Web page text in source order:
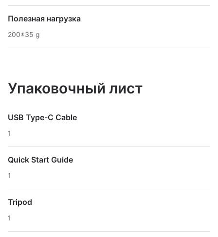
Полезная нагрузка
200±35 g
Упаковочный лист
USB Type-C Cable
1
Quick Start Guide
1
Tripod
1